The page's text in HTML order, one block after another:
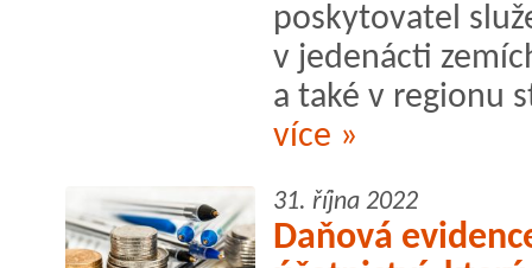
poskytovatel
v jedenácti
a také v regionu
více »
31. října 2022
Daňová